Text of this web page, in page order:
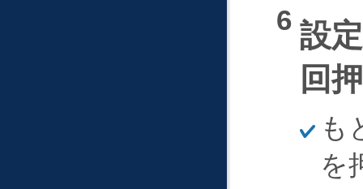
設
回
ほ
そ
も
を